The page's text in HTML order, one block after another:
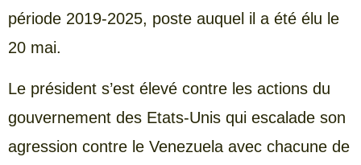
période 2019-2025, poste auquel il a été élu le
20 mai.
Le président s’est élevé contre les actions du
gouvernement des Etats-Unis qui escalade son
agression contre le Venezuela avec chacune de